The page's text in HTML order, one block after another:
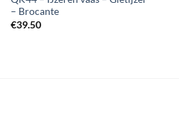
– Brocante
€39.50